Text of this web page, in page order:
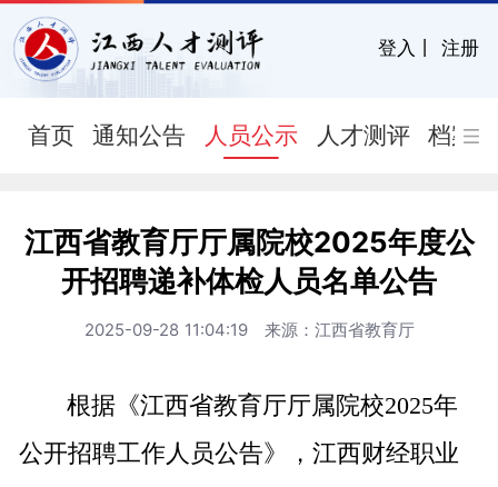
登入 丨注册
首页 通知公告 人员公示 人才测评 档案
江西省教育厅厅属院校2025年度公
开招聘递补体检人员名单公告
2025-09-28 11:04:19 来源：江西省教育厅
根据《江西省教育厅厅属院校2025年
公开招聘工作人员公告》，江西财经职业